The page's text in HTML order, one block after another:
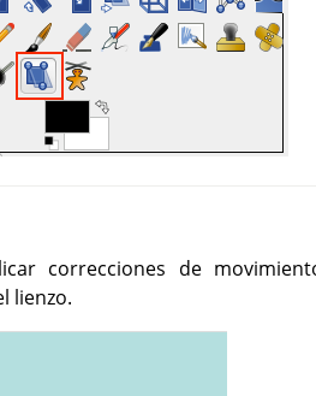
correcciones de
lienzo.